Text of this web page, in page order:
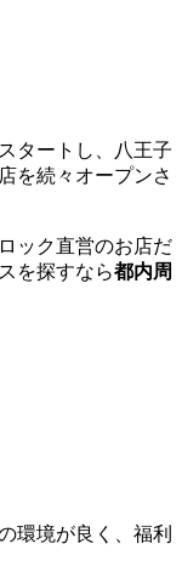
タートし、八王子
を続々オープンさ
ック直営のお店だ
を探すなら都内周
環境が良く、福利